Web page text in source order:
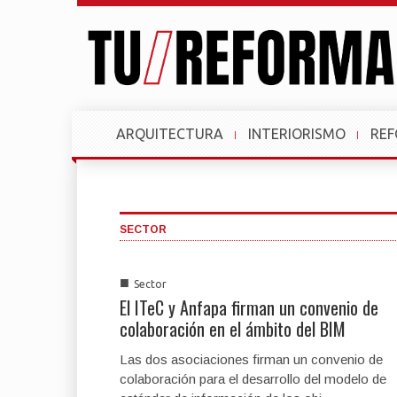
ARQUITECTURA INTERIORISMO
SECTOR
■ Sector
El ITeC y Anfapa firman un convenio de
colaboración en el ámbito del BIM
Las dos asociaciones firman un convenio de
colaboración para el desarrollo del modelo de